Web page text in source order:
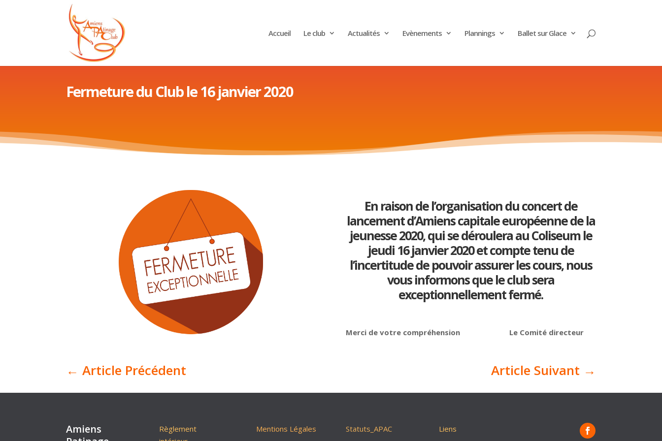
Accueil Le club Actualités Evènements Plannings Ballet sur Glace
Fermeture du Club le 16 janvier 2020
En raison de l’organisation du concert de
lancement d’Amiens capitale européenne de la
jeunesse 2020, qui se déroulera au Coliseum le
jeudi 16 janvier 2020 et compte tenu de
l’incertitude de pouvoir assurer les cours, nous
vous informons que le club sera
exceptionnellement fermé.
Merci de votre compréhension Le Comité directeur
←Article Précédent Article Suivant →
Amiens
Règlement
Mentions Légales Statuts_APAC Liens